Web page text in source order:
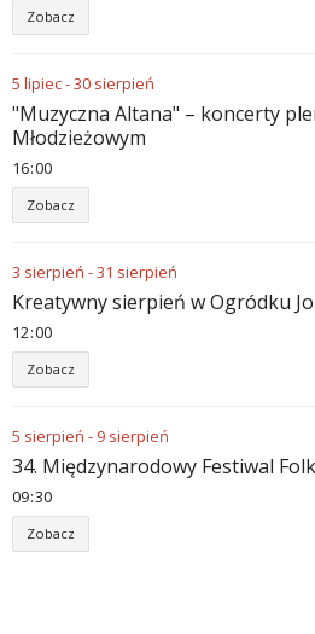
Zobacz
5 lipiec-30 sierpień
"Muzyczna Altana" – koncerty
Młodzieżowym
16 00
Zobacz
3 sierpień -31 sierpień
Kreatywny sierpień w Ogródku
12 00
Zobacz
5 sierpień - 9 sierpień
34. Międzynarodowy Festiwal
09 30
Zobacz